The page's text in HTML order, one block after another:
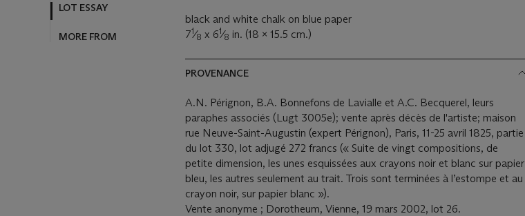
LOT ESSAY
MORE FROM
black and white chalk on blue paper
71⁄8 x 61⁄8 in. (18 x 15.5 cm.)
PROVENANCE
A.N. Pérignon, B.A. Bonnefons de Lavialle et A.C. Becquerel, leurs
paraphes associés (Lugt 3005e); vente après décès de l'artiste; maison
rue Neuve-Saint-Augustin (expert Pérignon), Paris, 11-25 avril 1825, partie
du lot 330, lot adjugé 272 francs (« Suite de vingt compositions, de
petite dimension, les unes esquissées aux crayons noir et blanc sur papier
bleu, les autres seulement au trait. Trois sont terminées à l’estompe et au
crayon noir, sur papier blanc »).
Vente anonyme ; Dorotheum, Vienne, 19 mars 2002, lot 26.